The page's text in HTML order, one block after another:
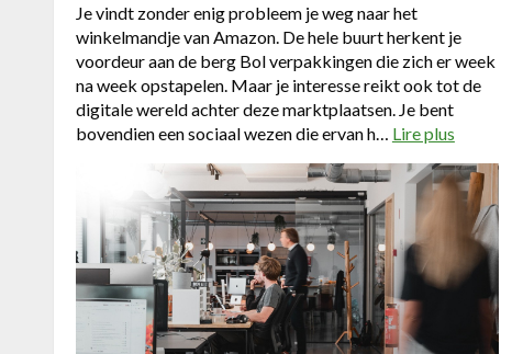
t
e
r
i
Je vindt zonder enig probleem je weg naar het
winkelmandje van Amazon. De hele buurt herkent je
voordeur aan de berg Bol verpakkingen die zich er week
na week opstapelen. Maar je interesse reikt ook tot de
digitale wereld achter deze marktplaatsen. Je bent
bovendien een sociaal wezen die ervan h… Lire plus
o
c